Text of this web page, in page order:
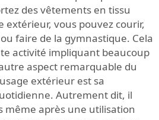
des vêtements en tissu
extérieur, vous pouvez courir,
faire de la gymnastique. Cela
activité impliquant beaucoup
aspect remarquable du
extérieur est sa
Autrement dit, il
même après une utilisation